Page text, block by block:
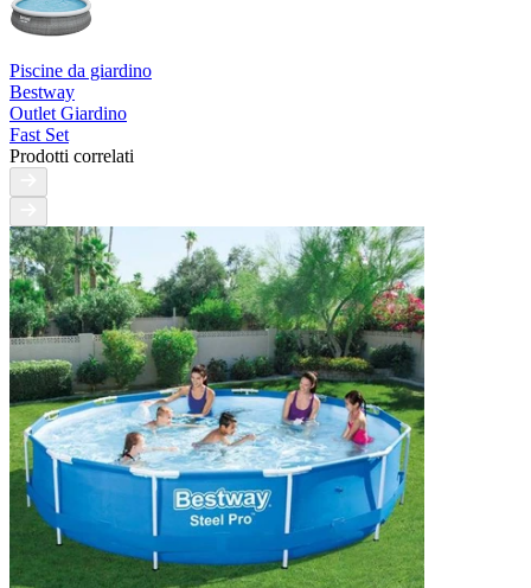
Piscine da giardino
Bestway
Outlet Giardino
Fast Set
Prodotti correlati